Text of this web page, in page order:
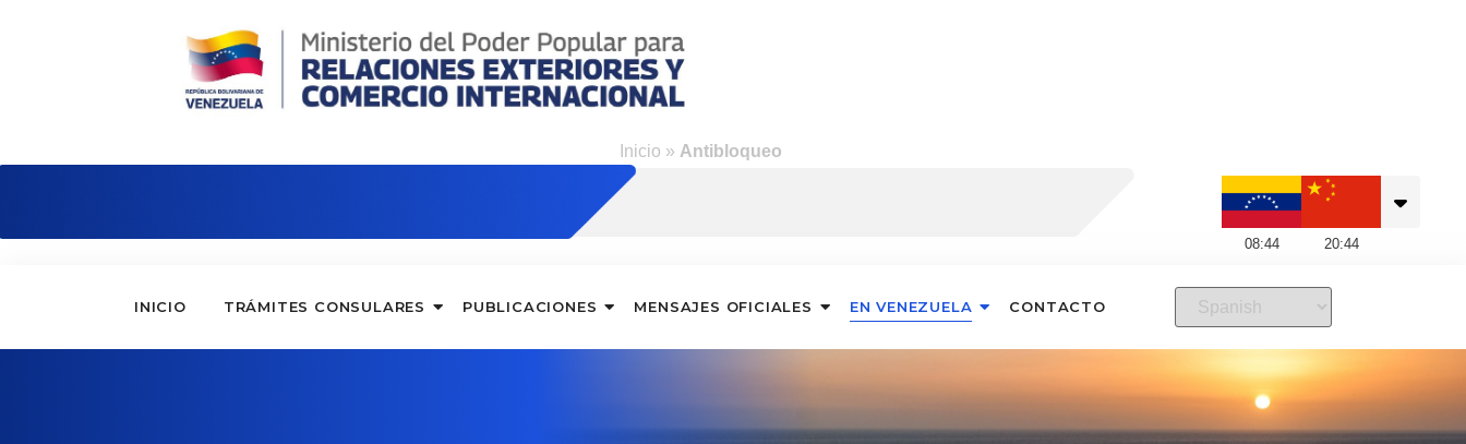
Inicio » Antibloqueo
08:44 20:44
INICIO TRÁMITES CONSULARES PUBLICACIONES MENSAJES OFICIALES EN VENEZUELA CONTACTO